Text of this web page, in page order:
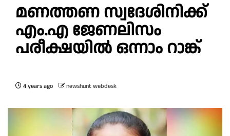
മണത്തണ സ്വദേശിനിക്ക്
എം.എ ജേണലിസം
പരീക്ഷയിൽ ഒന്നാം റാങ്ക്
4 years ago newshunt webdesk